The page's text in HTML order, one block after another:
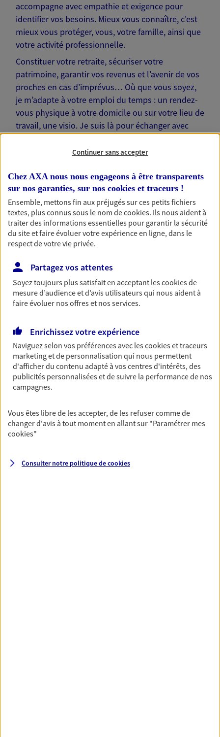
accompagne avec empathie et exigence pour
identifier vos besoins. Mieux vous connaître, c'est
mieux vous protéger, vous, votre famille, ainsi que
votre activité professionnelle.
Constituer votre retraite, sécuriser votre
patrimoine, garantir vos revenus et l’avenir de vos
proches en cas d’imprévus… Où que vous soyez,
je m’adapte à votre emploi du temps : un rendez-
vous physique à votre domicile ou sur votre lieu de
travail, une visio. Je suis là pour échanger avec
Nos offres phares
Épargne
immobilier, études des enfants ou voyage autour
du monde… Épargnez à votre rythme et
simplement, selon votre profil.
Découvrir les offres Épargne
Retraite
Préparez sereinement ce nouveau chapitre de
votre vie avec les conseils d'un expert. Découvrez
notre solution PER (Plan Epargne Retraite)
spécialement conçue pour la retraite.
Prévoyance
contrat prévoyance. Préservez vos proches en cas
Continuer sans accepter
Chez AXA nous nous engageons à être transparents
sur nos garanties, sur nos cookies et traceurs !
Ensemble, mettons fin aux préjugés sur ces petits fichiers
textes, plus connus sous le nom decookies. Ils nous aident à
traiter des informations essentielles pour garantir la sécurité
du site et faire évoluer votre expérience en ligne, dans le
respect de votre vie privée.
Partagez vos attentes
Soyez toujours plus satisfait en acceptant lescookiesde
mesure d’audience et d’avis utilisateurs qui nous aident à
faire évoluer nos offres et nos services.
Enrichissez votre expérience
Naviguez selon vos préférences avec lescookies et traceurs
marketing et de personnalisation qui nous permettent
d'afficher du contenu adapté à vos centres d'intérêts, des
publicités personnalisées et de suivre la performance de nos
campagnes.
Vous êtes libre de les accepter, de les refuser comme de
changer d'avis à tout moment en allant sur "Paramétrer mes
cookies"
Consulter notre politique decookies